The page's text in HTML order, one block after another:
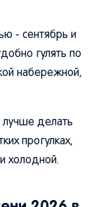
- сентябрь и
гулять по
набережной,
лучше делать
прогулках,
холодной.